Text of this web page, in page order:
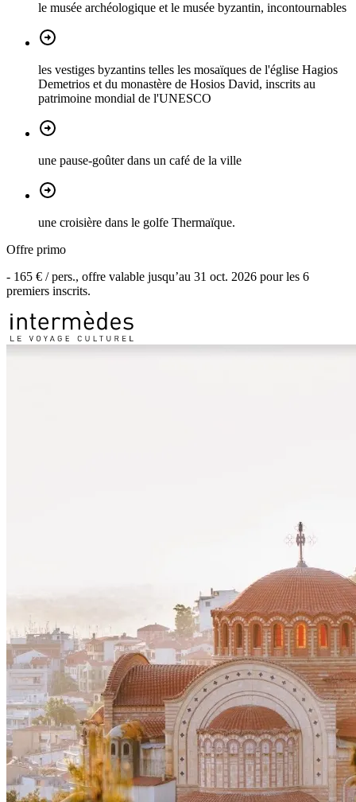
le musée archéologique et le musée byzantin, incontournables
les vestiges byzantins telles les mosaïques de l'église Hagios
Demetrios et du monastère de Hosios David, inscrits au
patrimoine mondial de l'UNESCO
une pause-goûter dans un café de la ville
une croisière dans le golfe Thermaïque.
Offre primo
- 165 € / pers., offre valable jusqu’au 31 oct. 2026 pour les 6
premiers inscrits.